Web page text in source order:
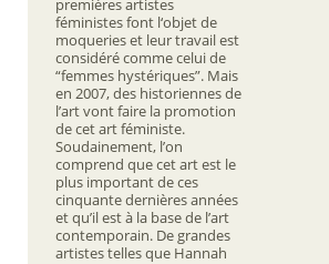
féministes font l‘objet de
moqueries et leur travail est
considéré comme celui de
“femmes hystériques”. Mais
en 2007, des historiennes de
l’art vont faire la promotion
de cet art féministe.
Soudainement, l’on
comprend que cet art est le
plus important de ces
cinquante dernières années
et qu’il est à la base de l’art
contemporain. De grandes
artistes telles que Hannah